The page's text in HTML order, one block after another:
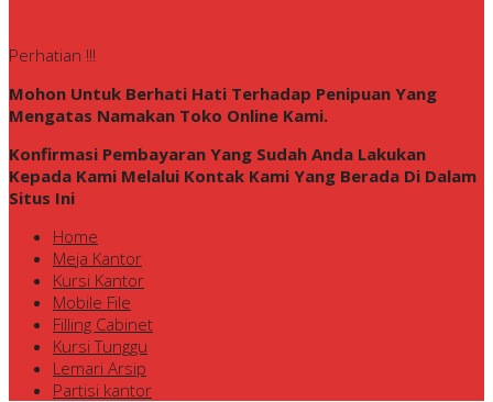
Perhatian !!!
Mohon Untuk Berhati Hati Terhadap Penipuan Yang
Mengatas Namakan Toko Online Kami.
Konfirmasi Pembayaran Yang Sudah Anda Lakukan
Kepada Kami Melalui Kontak Kami Yang Berada Di Dalam
Situs Ini
Home
Meja Kantor
Kursi Kantor
Mobile File
Filling Cabinet
Kursi Tunggu
Lemari Arsip
Partisi kantor